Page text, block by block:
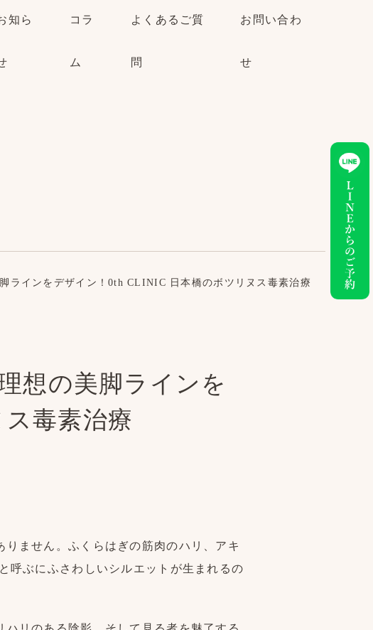
知ら コラ
ム
よくあるご質
問
お問い合わ
せ
ラインをデザイン！0th CLINIC 日本橋のボツリヌス毒素治療
想の美脚ラインを
毒素治療
ません。ふくらはぎの筋肉のハリ、アキ
呼ぶにふさわしいシルエットが生まれるの